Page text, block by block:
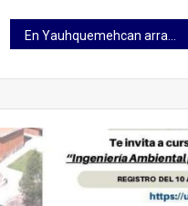
En Yauhquemehcan arranca ampliación de techumbre en Guadalupe Calapa